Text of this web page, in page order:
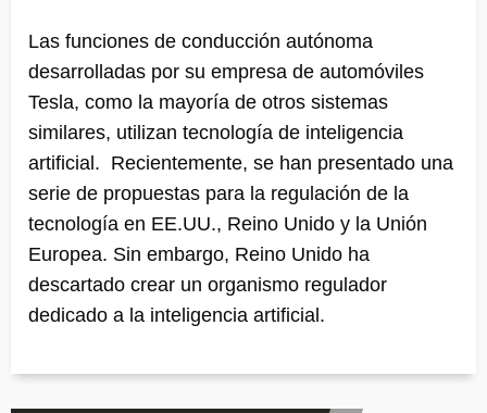
Las funciones de conducción autónoma
desarrolladas por su empresa de automóviles
Tesla, como la mayoría de otros sistemas
similares, utilizan tecnología de inteligencia
artificial. Recientemente, se han presentado una
serie de propuestas para la regulación de la
tecnología en EE.UU., Reino Unido y la Unión
Europea. Sin embargo, Reino Unido ha
descartado crear un organismo regulador
dedicado a la inteligencia artificial.